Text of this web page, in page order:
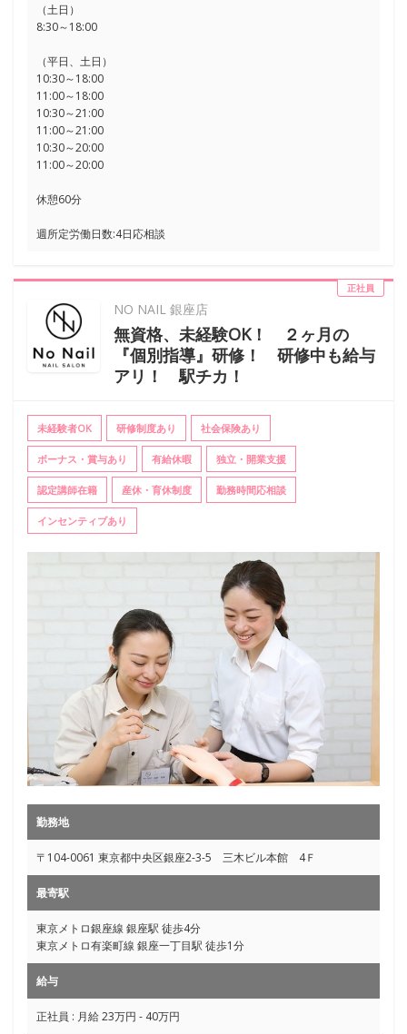
（土日）
8:30～18:00
（平日、土日）
10:30～18:00
11:00～18:00
10:30～21:00
11:00～21:00
10:30～20:00
11:00～20:00
休憩60分
週所定労働日数:4日応相談
正社員
NO NAIL 銀座店
無資格、未経験OK！ ２ヶ月の
『個別指導』研修！ 研修中も給与
アリ！ 駅チカ！
未経験者OK 研修制度あり 社会保険あり
ボーナス・賞与あり 有給休暇 独立・開業支援
認定講師在籍 産休・育休制度 勤務時間応相談
インセンティブあり
勤務地
〒104-0061 東京都中央区銀座2-3-5 三木ビル本館 4Ｆ
最寄駅
東京メトロ銀座線 銀座駅 徒歩4分
東京メトロ有楽町線 銀座一丁目駅 徒歩1分
給与
正社員 : 月給 23万円 - 40万円